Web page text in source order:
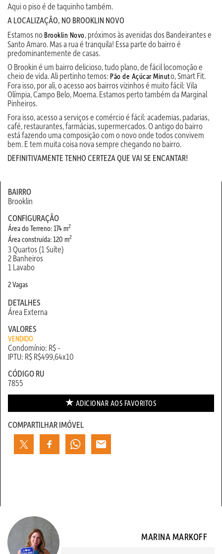
Aqui o piso é de taquinho também.
A LOCALIZAÇÃO, NO BROOKLIN NOVO
Estamos no Brooklin Novo, próximos às avenidas dos Bandeirantes e
Santo Amaro. Mas a rua é tranquila! Essa parte do bairro é
predominantemente de casas.
O Brookin é um bairro delicioso, tudo plano, de fácil locomoção e
cheio de vida. Ali pertinho temos: Pão de Açúcar Minuto, Smart Fit.
Fora isso, por ali, o acesso aos bairros vizinhos é muito fácil: Vila
Olímpia, Campo Belo, Moema. Estamos perto também da Marginal
Pinheiros.
Fora isso, acesso a serviços e comércio é fácil: academias, padarias,
café, restaurantes, farmácias, supermercados. O antigo do bairro
está fazendo uma composição com o novo onde todos convivem
bem. E tem muita coisa nova sempre chegando no bairro.
DEFINITIVAMENTE TENHO CERTEZA QUE VAI SE ENCANTAR!
BAIRRO
Brooklin
CONFIGURAÇÃO
Área do Terreno: 174 m2
Área construída: 120 m2
3 Quartos (1 Suíte)
2 Banheiros
1 Lavabo
2 Vagas
DETALHES
Área Externa
VALORES
VENDIDO
Condomínio: R$ -
IPTU: R$ R$499,64x10
CÓDIGO RU
7855
ADICIONAR AOS FAVORITOS
COMPARTILHAR IMÓVEL
MARINA MARKOFF